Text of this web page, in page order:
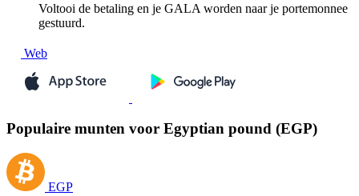
Voltooi de betaling en je GALA worden naar je portemonnee
gestuurd.
Web
Populaire munten voor Egyptian pound (EGP)
EGP